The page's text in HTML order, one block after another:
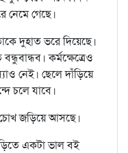
গেছে।
দুহাত ভরে দিয়েছে।
কর্মক্ষেত্রেও
নেই। ছেলে দাঁড়িয়ে
চলে যাবে।
জড়িয়ে আসছে।
একটা ভাল বই